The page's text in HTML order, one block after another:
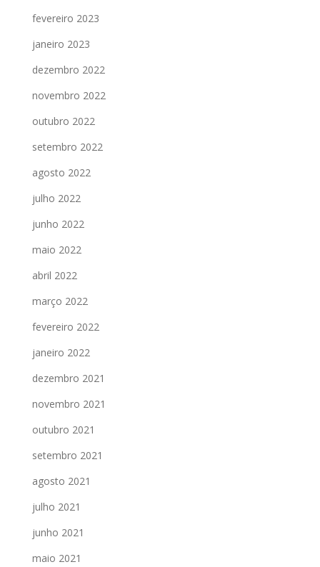
fevereiro 2023
janeiro 2023
dezembro 2022
novembro 2022
outubro 2022
setembro 2022
agosto 2022
julho 2022
junho 2022
maio 2022
abril 2022
março 2022
fevereiro 2022
janeiro 2022
dezembro 2021
novembro 2021
outubro 2021
setembro 2021
agosto 2021
julho 2021
junho 2021
maio 2021